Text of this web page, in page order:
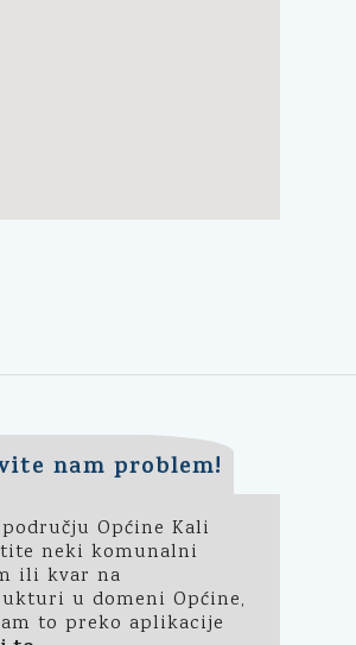
nam problem!
Općine Kali
neki komunalni
ili kvar na
u domeni Općine,
to preko aplikacije